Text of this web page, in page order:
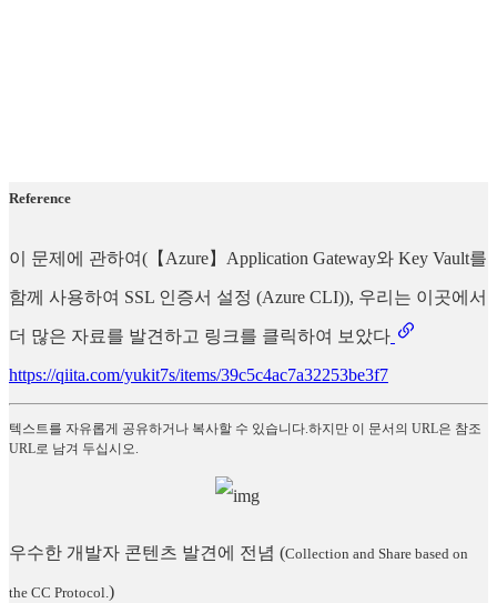
Reference
이 문제에 관하여(【Azure】Application Gateway와 Key Vault를
함께 사용하여 SSL 인증서 설정 (Azure CLI)), 우리는 이곳에서
더 많은 자료를 발견하고 링크를 클릭하여 보았다
https://qiita.com/yukit7s/items/39c5c4ac7a32253be3f7
텍스트를 자유롭게 공유하거나 복사할 수 있습니다.하지만 이 문서의 URL은 참조
URL로 남겨 두십시오.
우수한 개발자 콘텐츠 발견에 전념 (Collection and Share based on
the CC Protocol.)